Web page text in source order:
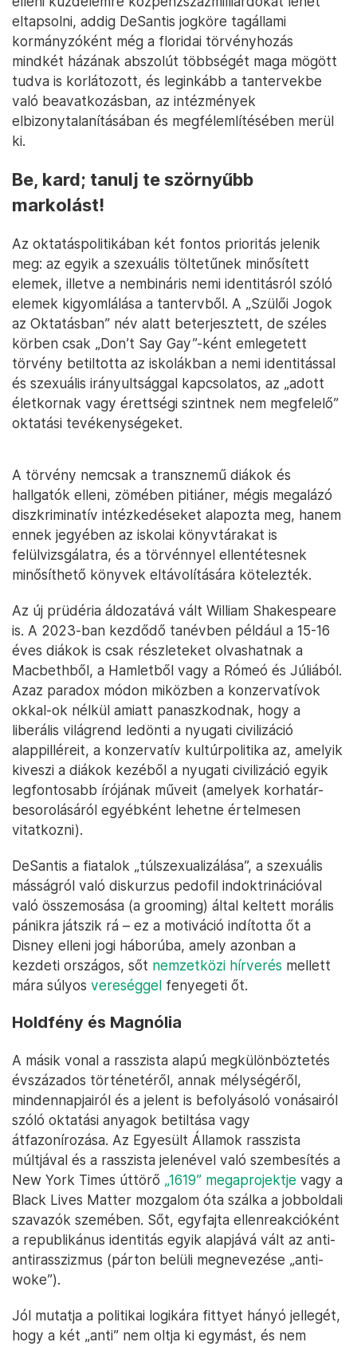
eltapsolni, addig DeSantis jogköre tagállami
kormányzóként még a floridai törvényhozás
mindkét házának abszolút többségét maga mögött
tudva is korlátozott, és leginkább a tantervekbe
való beavatkozásban, az intézmények
elbizonytalanításában és megfélemlítésében merül
ki.
Be, kard; tanulj te szörnyűbb
markolást!
Az oktatáspolitikában két fontos prioritás jelenik
meg: az egyik a szexuális töltetűnek minősített
elemek, illetve a nembináris nemi identitásról szóló
elemek kigyomlálása a tantervből. A „Szülői Jogok
az Oktatásban” név alatt beterjesztett, de széles
körben csak „Don’t Say Gay”-ként emlegetett
törvény betiltotta az iskolákban a nemi identitással
és szexuális irányultsággal kapcsolatos, az „adott
életkornak vagy érettségi szintnek nem megfelelő”
oktatási tevékenységeket.
A törvény nemcsak a transznemű diákok és
hallgatók elleni, zömében pitiáner, mégis megalázó
diszkriminatív intézkedéseket alapozta meg, hanem
ennek jegyében az iskolai könyvtárakat is
felülvizsgálatra, és a törvénnyel ellentétesnek
minősíthető könyvek eltávolítására kötelezték.
Az új prüdéria áldozatává vált William Shakespeare
is. A 2023-ban kezdődő tanévben például a 15-16
éves diákok is csak részleteket olvashatnak a
Macbethből, a Hamletből vagy a Rómeó és Júliából.
Azaz paradox módon miközben a konzervatívok
okkal-ok nélkül amiatt panaszkodnak, hogy a
liberális világrend ledönti a nyugati civilizáció
alappilléreit, a konzervatív kultúrpolitika az, amelyik
kiveszi a diákok kezéből a nyugati civilizáció egyik
legfontosabb írójának műveit (amelyek korhatár-
besorolásáról egyébként lehetne értelmesen
vitatkozni).
DeSantis a fiatalok „túlszexualizálása”, a szexuális
másságról való diskurzus pedofil indoktrinációval
való összemosása (a grooming) által keltett morális
pánikra játszik rá – ez a motiváció indította őt a
Disney elleni jogi háborúba, amely azonban a
kezdeti országos, sőt nemzetközi hírverés mellett
mára súlyos vereséggel fenyegeti őt.
Holdfény és Magnólia
A másik vonal a rasszista alapú megkülönböztetés
évszázados történetéről, annak mélységéről,
mindennapjairól és a jelent is befolyásoló vonásairól
szóló oktatási anyagok betiltása vagy
átfazonírozása. Az Egyesült Államok rasszista
múltjával és a rasszista jelenével való szembesítés a
New York Times úttörő „1619” megaprojektje vagy a
Black Lives Matter mozgalom óta szálka a jobboldali
szavazók szemében. Sőt, egyfajta ellenreakcióként
a republikánus identitás egyik alapjává vált az anti-
antirasszizmus (párton belüli megnevezése „anti-
woke”).
Jól mutatja a politikai logikára fittyet hányó jellegét,
hogy a két „anti” nem oltja ki egymást, és nem